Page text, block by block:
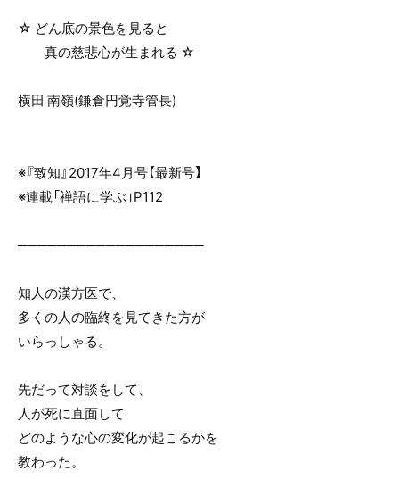
☆ どん底の景色を見ると
真の慈悲心が生まれる ☆
横田 南嶺(鎌倉円覚寺管長)
※『致知』2017年4月号【最新号】
※連載「禅語に学ぶ」P112
───────────────────
知人の漢方医で、
多くの人の臨終を見てきた方が
いらっしゃる。
先だって対談をして、
人が死に直面して
どのような心の変化が起こるかを
教わった。